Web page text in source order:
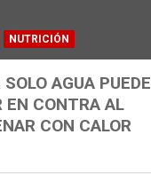
NUTRICIÓN
SOLO AGUA PUEDE
EN CONTRA AL
CON CALOR